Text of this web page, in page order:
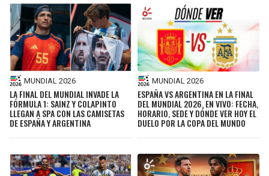
MUNDIAL 2026
LA FINAL DEL MUNDIAL INVADE LA
FÓRMULA 1: SAINZ Y COLAPINTO
LLEGAN A SPA CON LAS CAMISETAS
DE ESPAÑA Y ARGENTINA
MUNDIAL 2026
ESPAÑA VS ARGENTINA EN LA FINAL
DEL MUNDIAL 2026, EN VIVO: FECHA,
HORARIO, SEDE Y DÓNDE VER HOY EL
DUELO POR LA COPA DEL MUNDO